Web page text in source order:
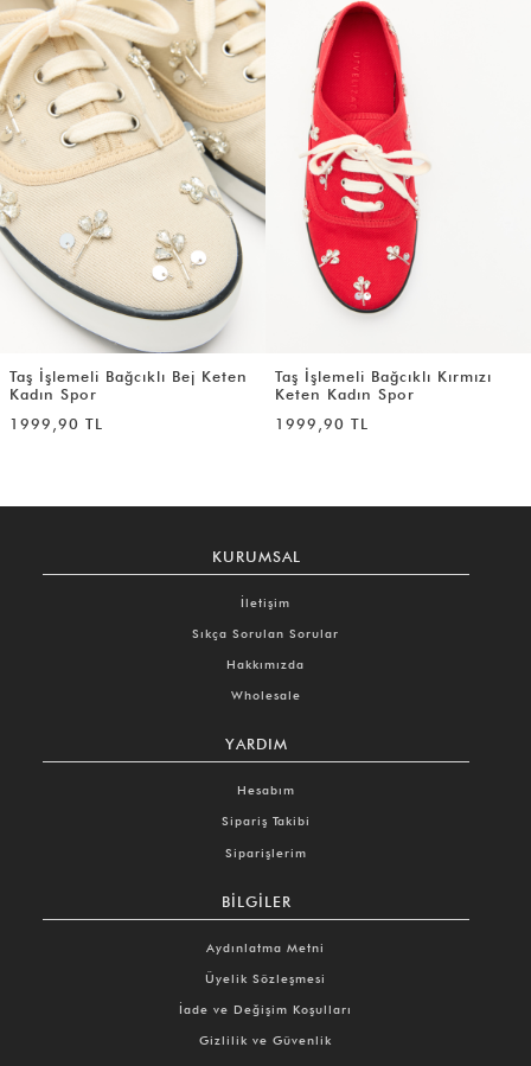
Taş İşlemeli Bağcıklı Bej Keten
Kadın Spor
1999,90 TL
Taş İşlemeli Bağcıklı Kırmızı
Keten Kadın Spor
1999,90 TL
KURUMSAL
İletişim
Sıkça Sorulan Sorular
Hakkımızda
Wholesale
YARDIM
Hesabım
Sipariş Takibi
Siparişlerim
BILGILER
Aydınlatma Metni
Üyelik Sözleşmesi
İade ve Değişim Koşulları
Gizlilik ve Güvenlik